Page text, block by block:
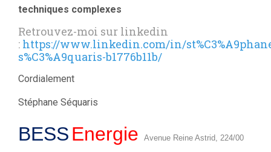
techniques complexes
Retrouvez-moi sur linkedin
: https://www.linkedin.com/in/
s%C3%A9quaris-b1776b11b/
Cordialement
Stéphane Séquaris
BESSEnergie Avenue Reine Astrid, 224/00